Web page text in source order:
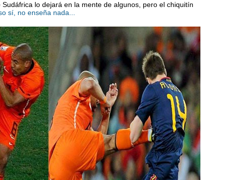
lo dejará en la mente de algunos, pero el chiquitín
sí, no enseña nada...